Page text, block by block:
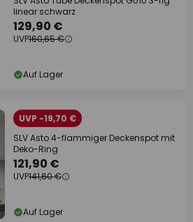
linear schwarz
129,90 €
UVP160,65 €
Auf Lager
UVP -19,70 €
SLV Asto 4-flammiger Deckenspot mit
Deko-Ring
121,90 €
UVP141,60 €
Auf Lager